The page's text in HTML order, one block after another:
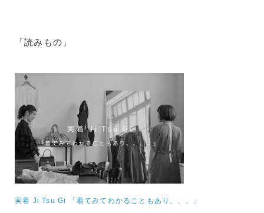
「読みもの」
実着 Ji Tsu Gi 「着てみてわかることもあり、、、」